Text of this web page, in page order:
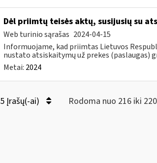
Dėl priimtų teisės aktų, susijusių su
Web turinio sąrašas 2024-04-15
Informuojame, kad priimtas Lietuvos
nustato atsiskaitymų už prekes (paslaugas)
Metai: 2024
5 Įrašų(-ai) Rodoma nuo 216 iki